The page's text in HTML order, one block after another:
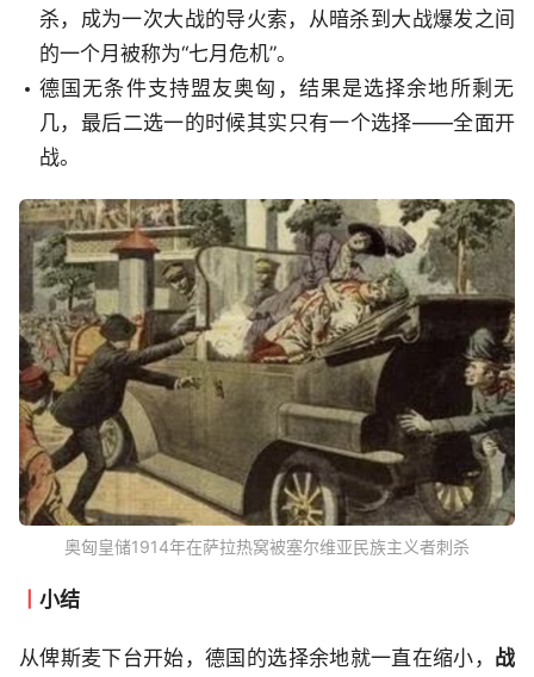
杀，成为一次大战的导火索，从暗杀到大战爆发之间
的一个月被称为“七月危机”。
德国无条件支持盟友奥匈，结果是选择余地所剩无
几，最后二选一的时候其实只有一个选择——全面开
战。
奥匈皇储1914年在萨拉热窝被塞尔维亚民族主义者刺杀
小结
从俾斯麦下台开始，德国的选择余地就一直在缩小， 战